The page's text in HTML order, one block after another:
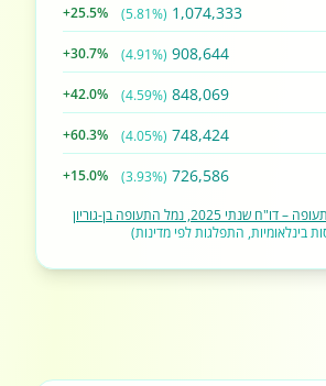
1,074,333
(5.81%)
+25.5%
908,644
(4.91%)
+30.7%
848,069
(4.59%)
+42.0%
748,424
(4.05%)
+60.3%
726,586
(3.93%)
+15.0%
2025, נמל התעופה בן-גוריון
בינלאומיות, התפלגות לפי מדינות)